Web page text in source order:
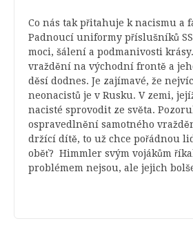
Co nás tak přitahuje k nacismu a
Padnoucí uniformy příslušníků
moci, šálení a podmanivosti
vraždění na východní frontě a
děsí dodnes. Je zajímavé, že
neonacistů je v Rusku. V zemi,
nacisté sprovodit ze světa.
ospravedlnění samotného
držící dítě, to už chce pořádnou
oběť? Himmler svým vojákům
problémem nejsou, ale jejich